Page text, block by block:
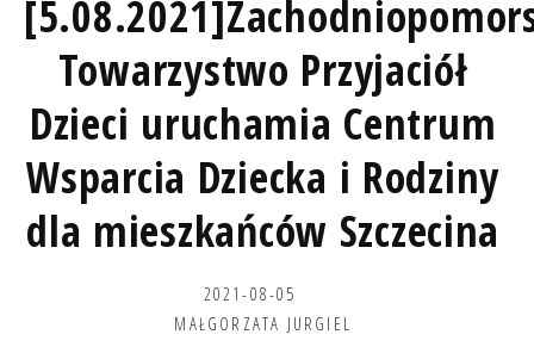
Towarzystwo Przyjaciół
Dzieci uruchamia Centrum
Wsparcia Dziecka i Rodziny
dla mieszkańców Szczecina
2021-08-05
MAŁGORZATA JURGIEL